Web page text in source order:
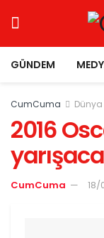
GÜNDEM
CumCuma Dünya
2016
CumCuma 18/